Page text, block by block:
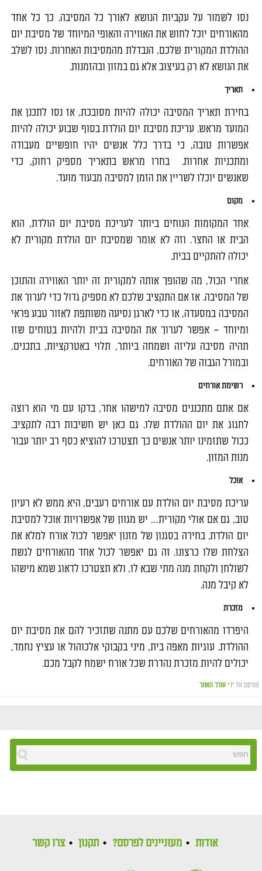
נסו לשמור על עקביות הנושא לאורך כל המסיבה. כך כל אחד
מהאורחים יוכל לחוש את האווירה והאופי המיוחד של מסיבת יום
ההולדת המקורית שלכם, הנבדלת מהמסיבות האחרות. נסו לשלב
את הנושא לא רק בעיצוב אלא גם במזון ובהזמנות.
תאריך
בחירת תאריך המסיבה יכולה להיות מסובכת, אז נסו לתכנן את
המועד מראש. עריכת מסיבת יום הולדת בסוף שבוע יכולה להיות
אפשרות טובה, כי בדרך כלל אנשים יהיו חופשיים מעבודה
ומתכניות אחרות. בחרו מראש בתאריך מספיק רחוק, כדי
שאנשים יוכלו לשריין את הזמן למסיבה מבעוד מועד.
מקום
אחד המקומות הנוחים ביותר לעריכת מסיבת יום הולדת, הוא
הבית או החצר. וזה לא אומר שמסיבת יום הולדת מקורית לא
יכולה להתקיים בבית.
אחרי הכול, מה שהופך אותה למקורית זה יותר האווירה והתוכן
של המסיבה. אז אם התקציב שלכם לא מספיק גדול כדי לערוך את
המסיבה במסעדה, או כדי לארגן נסיעה משותפת לאזור טבע פראי
ומיוחד – אפשר לערוך את המסיבה בבית ולהיות בטוחים שזו
תהיה מסיבה עליזה ושמחה ביותר, תלוי באטרקציות, בתכנים,
ובמורל הגבוה של האורחים.
רשימת אורחים
אם אתם מתכננים מסיבה למישהו אחר, בדקו עם מי הוא רוצה
לחגוג את יום ההולדת שלו. גם כאן יש חשיבות רבה לתקציב.
ככול שתזמינו יותר אנשים כך תצטרכו להוציא כסף רב יותר עבור
מנות המזון.
אוכל
עריכת מסיבת יום הולדת עם אורחים רעבים, היא ממש לא רעיון
טוב, גם אם אולי מקורית… יש מגוון של אפשרויות אוכל למסיבת
יום הולדת. בחירה בסגנון של מזנון יאפשר לכול אורח למלא את
הצלחת שלו כרצונו. זה גם יאפשר לכול אחד מהאורחים לגשת
לשולחן ולקחת מנה מתי שבא לו, ולא תצטרכו לדאוג שמא מישהו
לא קיבל מנה.
מזכרת
היפרדו מהאורחים שלכם עם מתנה שתזכיר להם את מסיבת יום
ההולדת. עוגיות מאפה בית, מיני בקבוקי אלכוהול או עציץ נחמד,
יכולים להיות מזכרת נהדרת שכל אורח ישמח לקבל מכם.
פורסם על ידי עורך האתר
אודות מעוניינים לפרסם? תקנון צרו קשר